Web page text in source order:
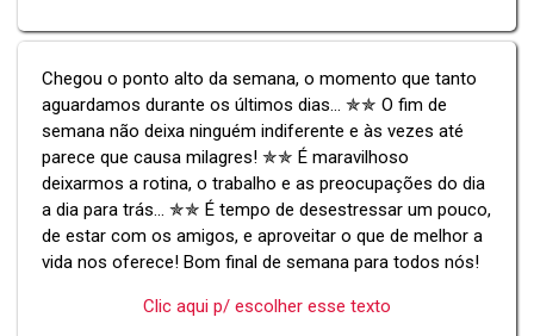
Chegou o ponto alto da semana, o momento que tanto
aguardamos durante os últimos dias... ✯✯ O fim de
semana não deixa ninguém indiferente e às vezes até
parece que causa milagres! ✯✯ É maravilhoso
deixarmos a rotina, o trabalho e as preocupações do dia
a dia para trás... ✯✯ É tempo de desestressar um pouco,
de estar com os amigos, e aproveitar o que de melhor a
vida nos oferece! Bom final de semana para todos nós!
Clic aqui p/ escolher esse texto